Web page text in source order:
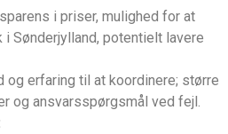
i priser, mulighed for at
Sønderjylland, potentielt lavere
og erfaring til at koordinere; større
og ansvarsspørgsmål ved fejl.